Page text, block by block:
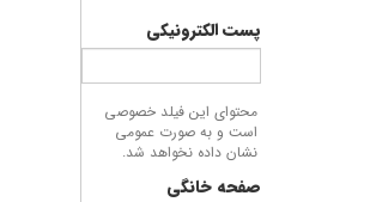
پست الکترونیکی
محتوای این فیلد خصوصی
است و به صورت عمومی
نشان داده نخواهد شد.
صفحه خانگی